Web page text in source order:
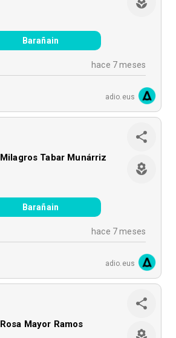
Barañain
hace 7 meses
adio.eus
Milagros Tabar Munárriz
Barañain
hace 7 meses
adio.eus
Rosa Mayor Ramos